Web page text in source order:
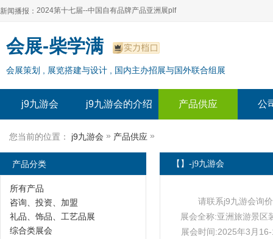
新闻播报：
2024上海自有品牌展--百货展|食品展 零售展|oem展
2024全球自有--品牌产品亚洲展（plf）
2024上海自有品牌展--2024上海oem 贴牌代加工展
2024第十七届--中国自有品牌产品亚洲展plf
2024全球自有--品牌产品亚洲展（plf）
2024年上海--第17届自有品牌展
会展-柴学满
会展策划 , 展览搭建与设计 , 国内主办招展与国外联合组展
j9九游会 j9九游会的介绍 产品供应 公
您当前的位置： j9九游会 » 产品供应 »
【】-j9九游会
请联系j9九游会询价
展会全称:亚洲旅游景区
展会时间:2025年3月
产品分类
所有产品
咨询、投资、加盟
礼品、饰品、工艺品展
综合类展会